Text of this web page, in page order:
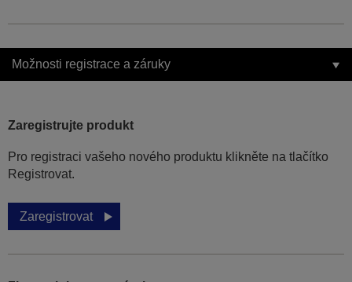
Možnosti registrace a záruky
Zaregistrujte produkt
Pro registraci vašeho nového produktu klikněte na tlačítko
Registrovat.
Zaregistrovat